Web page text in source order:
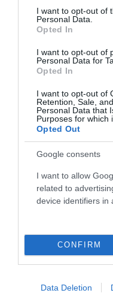
consent section.
I want to opt-out of
Personal Data.
Opted In
I want to opt-out of
Personal Data for
Opted In
I want to opt-out of
Retention, Sale,
Personal Data that
Purposes for which
Opted Out
Google consents
I want to allow
related to
device identifiers in
CONFIRM
Data Deletion
Τοξοβολίας
Ο Παναγιώτης Θέμελης
αποστολή της Εθνικής
Μεσογειακούς αγώνες.
09.06.2026
ΤΕΛΕΥΤΑΙΑ